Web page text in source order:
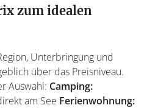
zum idealen
Unterbringung und
über das Preisniveau.
Auswahl: Camping:
am See Ferienwohnung: